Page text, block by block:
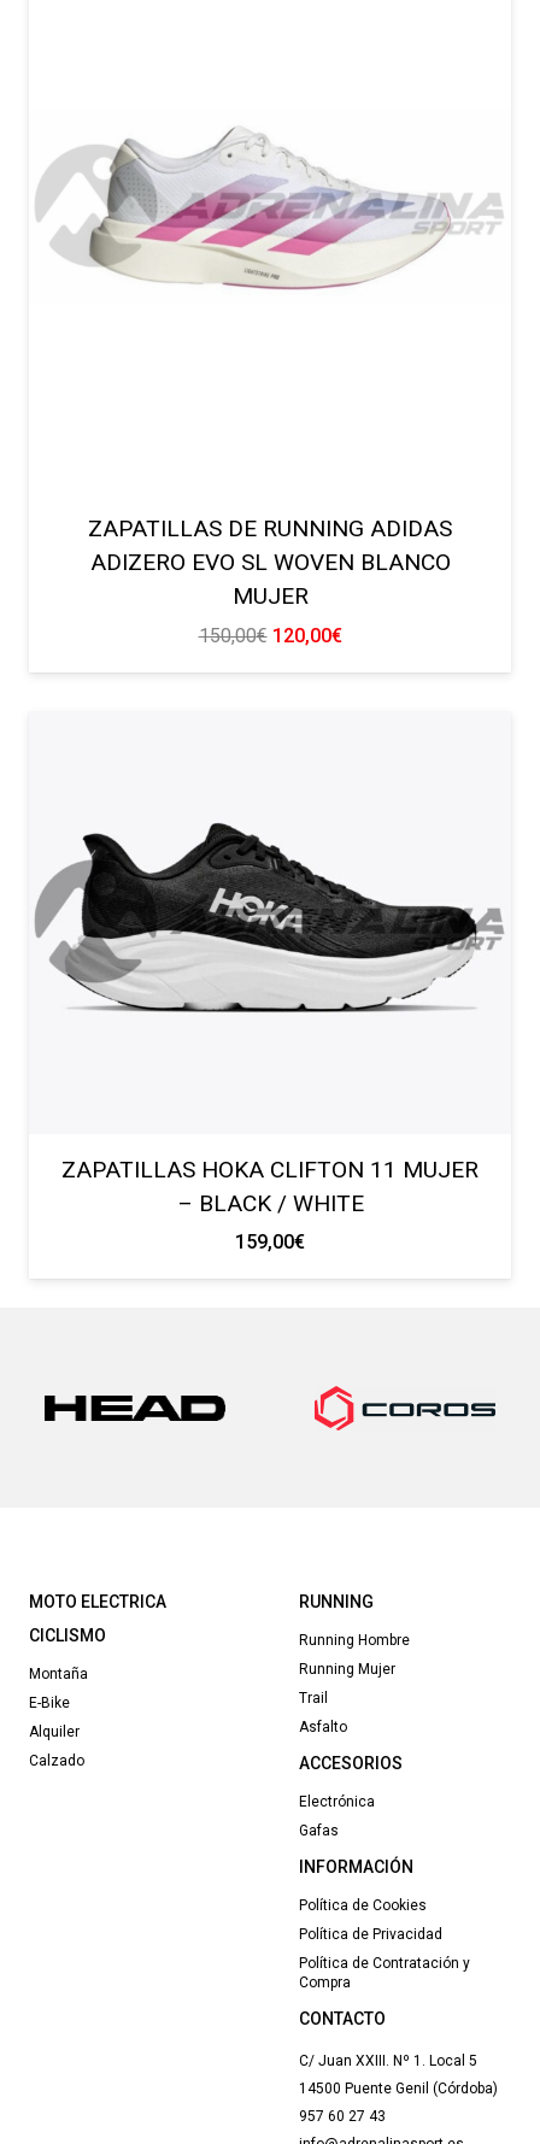
ZAPATILLAS DE RUNNING ADIDAS
ADIZERO EVO SL WOVEN BLANCO
MUJER
150,00€ El
precio
120,00€El
precio
ZAPATILLAS HOKA CLIFTON 11 MUJER
– BLACK / WHITE
159,00€
MOTO ELECTRICA
CICLISMO
Montaña
E-Bike
Alquiler
Calzado
RUNNING
Running Hombre
Running Mujer
Trail
Asfalto
ACCESORIOS
Electrónica
Gafas
INFORMACIÓN
Política de Cookies
Política de Privacidad
Política de Contratación y
Compra
CONTACTO
C/ Juan XXIII. Nº 1. Local 5
14500 Puente Genil (Córdoba)
957 60 27 43